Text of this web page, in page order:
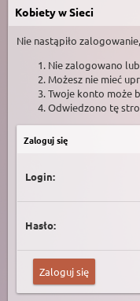
Kobiety w Sieci
Nie nastąpiło
Nie zalogowano
Możesz nie mieć
Twoje konto może
Odwiedzono tę
Zaloguj się
Login:
Hasło: